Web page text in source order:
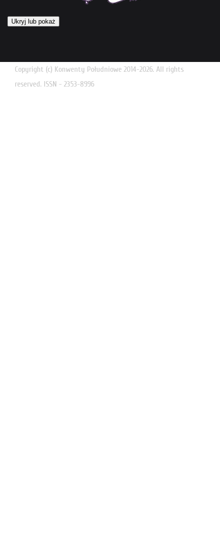
Ukryj lub pokaż
Copyright (c) Konwenty Południowe 2014-2026. All rights
reserved. ISSN - 2353-8996